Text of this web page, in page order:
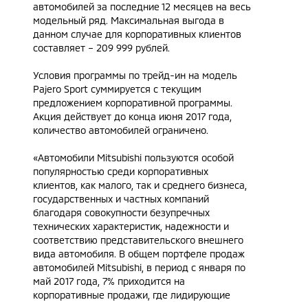
автомобилей за последние 12 месяцев на весь
модельный ряд. Максимальная выгода в
данном случае для корпоративных клиентов
составляет – 209 999 рублей.
Условия программы по трейд-ин на модель
Pajero Sport суммируется с текущим
предложением корпоративной программы.
Акция действует до конца июня 2017 года,
количество автомобилей ограничено.
«Автомобили Mitsubishi пользуются особой
популярностью среди корпоративных
клиентов, как малого, так и среднего бизнеса,
государственных и частных компаний
благодаря совокупности безупречных
технических характеристик, надежности и
соответствию представительского внешнего
вида автомобиля. В общем портфеле продаж
автомобилей Mitsubishi, в период с января по
май 2017 года, 7% приходится на
корпоративные продажи, где лидирующие